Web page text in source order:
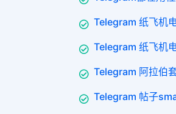
Telegram 纸飞机
Telegram 纸飞机
Telegram 阿拉伯
Telegram 帖子